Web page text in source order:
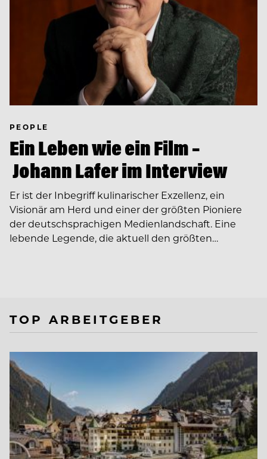
PEOPLE
Ein Leben wie ein Film –
Johann Lafer im Interview
Er ist der Inbegriff kulinarischer Exzellenz, ein
Visionär am Herd und einer der größten Pioniere
der deutschsprachigen Medienlandschaft. Eine
lebende Legende, die aktuell den größten…
TOP ARBEITGEBER